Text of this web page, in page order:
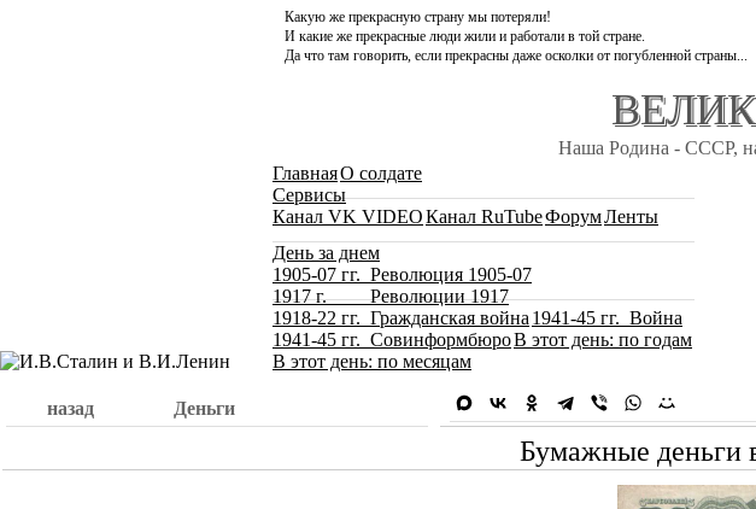
Какую же прекрасную страну мы потеряли!
И какие же прекрасные люди жили и работали в той стране.
Да что там говорить, если прекрасны даже осколки от погубленной страны...
Наша Родина - СССР,
ГлавнаяО солдате
Сервисы
Канал VK VIDEOКанал RuTubeФорумЛенты
День за днем
1905-07 гг. Революция 1905-07
1917 г. Революции 1917
1918-22 гг. Гражданская война 1941-45 гг. Война
1941-45 гг. СовинформбюроВ этот день: по годам
В этот день: по месяцам
назад Деньги
Бумажные деньги